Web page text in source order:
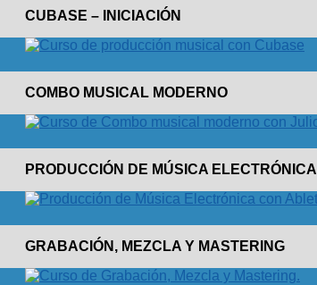
CUBASE – INICIACIÓN
COMBO MUSICAL MODERNO
PRODUCCIÓN DE MÚSICA ELECTRÓNICA
GRABACIÓN, MEZCLA Y MASTERING